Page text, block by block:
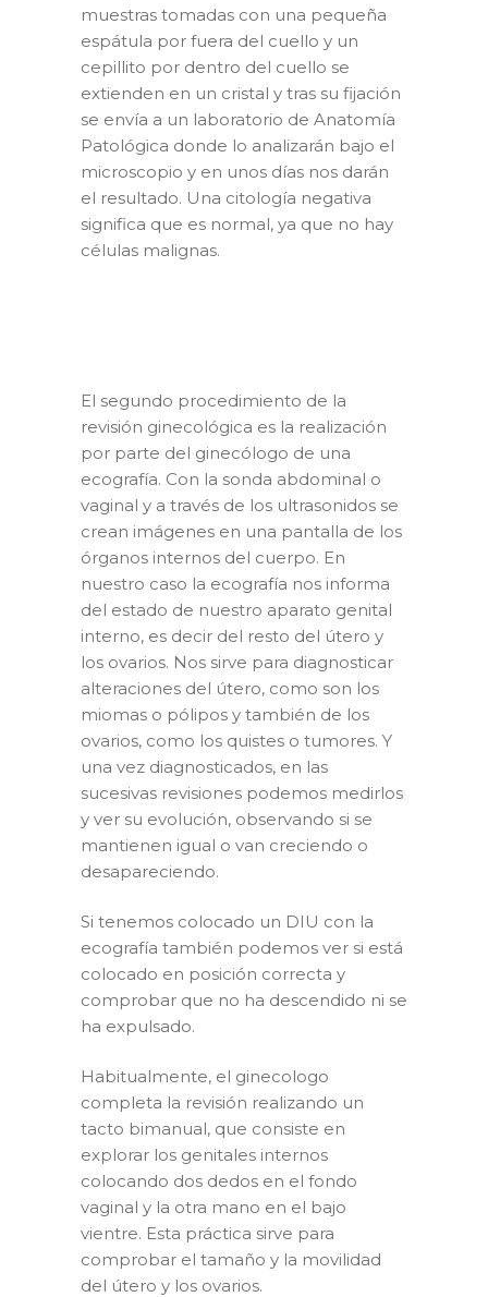
muestras tomadas con una pequeña
espátula por fuera del cuello y un
cepillito por dentro del cuello se
extienden en un cristal y tras su fijación
se envía a un laboratorio de Anatomía
Patológica donde lo analizarán bajo el
microscopio y en unos días nos darán
el resultado. Una citología negativa
significa que es normal, ya que no hay
células malignas.
El segundo procedimiento de la
revisión ginecológica es la realización
por parte del ginecólogo de una
ecografía. Con la sonda abdominal o
vaginal y a través de los ultrasonidos se
crean imágenes en una pantalla de los
órganos internos del cuerpo. En
nuestro caso la ecografía nos informa
del estado de nuestro aparato genital
interno, es decir del resto del útero y
los ovarios. Nos sirve para diagnosticar
alteraciones del útero, como son los
miomas o pólipos y también de los
ovarios, como los quistes o tumores. Y
una vez diagnosticados, en las
sucesivas revisiones podemos medirlos
y ver su evolución, observando si se
mantienen igual o van creciendo o
desapareciendo.
Si tenemos colocado un DIU con la
ecografía también podemos ver si está
colocado en posición correcta y
comprobar que no ha descendido ni se
ha expulsado.
Habitualmente, el ginecologo
completa la revisión realizando un
tacto bimanual, que consiste en
explorar los genitales internos
colocando dos dedos en el fondo
vaginal y la otra mano en el bajo
vientre. Esta práctica sirve para
comprobar el tamaño y la movilidad
del útero y los ovarios.